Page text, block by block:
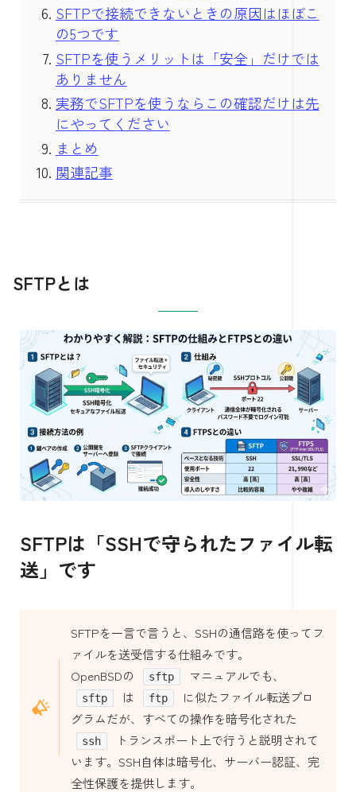
SFTPで接続できないときの原因はほぼこ
の5つです
SFTPを使うメリットは「安全」だけでは
ありません
実務でSFTPを使うならこの確認だけは先
にやってください
まとめ
関連記事
SFTPとは
SFTPは「SSHで守られたファイル転
送」です
SFTPを一言で言うと、SSHの通信路を使ってフ
ァイルを送受信する仕組みです。
OpenBSDの
sftp マニュアルでも、
sftp は ftp
に似たファイル転送プロ
グラムだが、すべての操作を暗号化された
ssh
トランスポート上で行うと説明されて
います。SSH自体は暗号化、サーバー認証、完
全性保護を提供します。